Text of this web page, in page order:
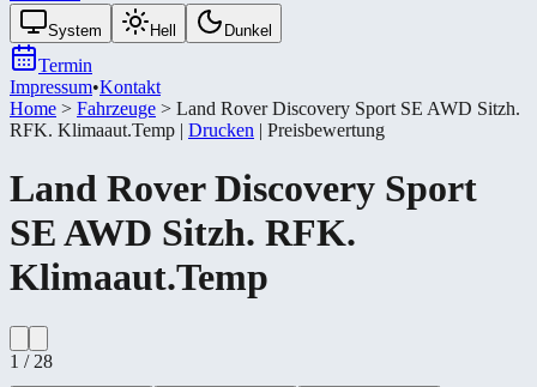
System Hell Dunkel
Termin
Impressum•Kontakt
Home > Fahrzeuge > Land Rover Discovery Sport SE AWD Sitzh.
RFK. Klimaaut.Temp | Drucken | Preisbewertung
Land Rover Discovery Sport
SE AWD Sitzh. RFK.
Klimaaut.Temp
1 / 28